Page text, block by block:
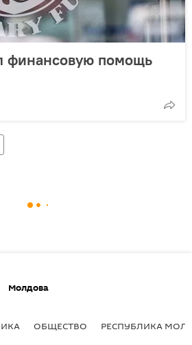
финансовую помощь
Молдова
ОБЩЕСТВО РЕСПУБЛИКА